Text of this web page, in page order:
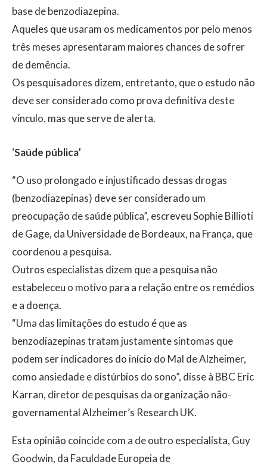
base de benzodiazepina.
Aqueles que usaram os medicamentos por pelo menos
três meses apresentaram maiores chances de sofrer
de demência.
Os pesquisadores dizem, entretanto, que o estudo não
deve ser considerado como prova definitiva deste
vínculo, mas que serve de alerta.
‘Saúde pública’
“O uso prolongado e injustificado dessas drogas
(benzodiazepinas) deve ser considerado um
preocupação de saúde pública”, escreveu Sophie Billioti
de Gage, da Universidade de Bordeaux, na França, que
coordenou a pesquisa.
Outros especialistas dizem que a pesquisa não
estabeleceu o motivo para a relação entre os remédios
e a doença.
“Uma das limitações do estudo é que as
benzodiazepinas tratam justamente sintomas que
podem ser indicadores do início do Mal de Alzheimer,
como ansiedade e distúrbios do sono”, disse à BBC Eric
Karran, diretor de pesquisas da organização não-
governamental Alzheimer’s Research UK.
Esta opinião coincide com a de outro especialista, Guy
Goodwin, da Faculdade Europeia de